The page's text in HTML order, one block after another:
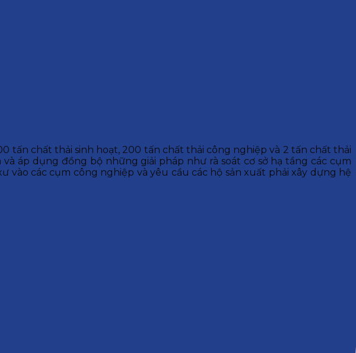
tấn chất thải sinh hoạt, 200 tấn chất thải công nghiệp và 2 tấn chất thải
áp dụng đồng bộ những giải pháp như rà soát cơ sở hạ tầng các cụm
các cụm công nghiệp và yêu cầu các hộ sản xuất phải xây dựng hệ